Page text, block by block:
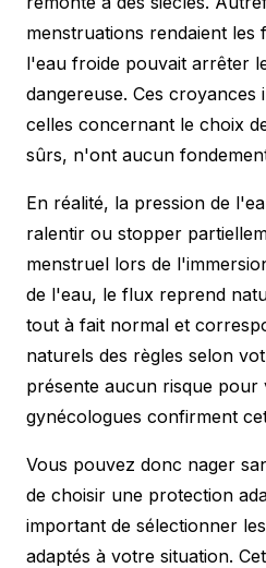
menstruations rendaient les
l'eau froide pouvait arrêter
dangereuse. Ces croyances
celles concernant le choix
sûrs, n'ont aucun
En réalité, la pression de
ralentir ou stopper
menstruel lors de
de l'eau, le flux reprend
tout à fait normal et
naturels des règles selon
présente aucun risque pour
gynécologues confirment
Vous pouvez donc nager
de choisir une protection
important de sélectionner les
adaptés à votre situation.